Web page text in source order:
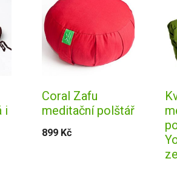
i
Coral Zafu
meditační polštář
899 Kč